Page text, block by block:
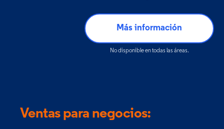
Más información
No disponible en todas las áreas.
Ventas para negocios: